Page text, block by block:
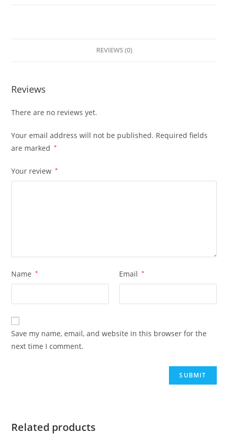
REVIEWS (0)
Reviews
There are no reviews yet.
Your email address will not be published. Required fields
are marked
*
Your review *
Name * Email *
Save my name, email, and website in this browser for the
next time I comment.
Related products